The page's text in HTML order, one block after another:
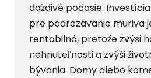
daždivé počasie.
pre podrezávanie muriva
rentabilná, pretože zvýši
nehnuteľnosti a zvýši
bývania. Domy alebo